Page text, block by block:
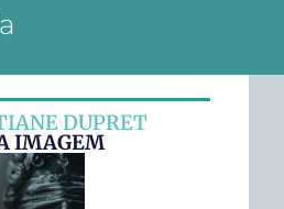
DUPRET
IMAGEM